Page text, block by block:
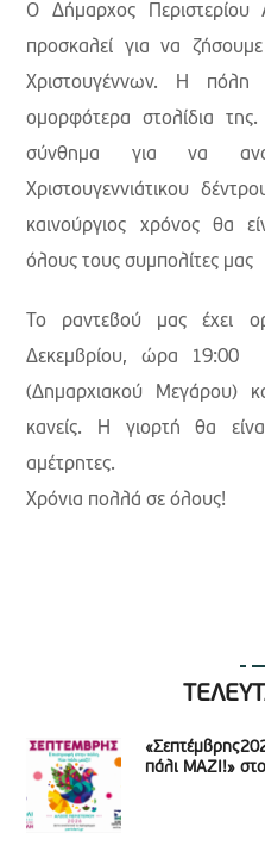
Ο Δήμαρχος Περιστερίου
προσκαλεί για να
Χριστουγέννων. Η
ομορφότερα στολίδια
σύνθημα για να
Χριστουγεννιάτικου
καινούργιος χρόνος θα
όλους τους συμπολίτες μας
Το ραντεβού μας έχει
Δεκεμβρίου, ώρα 19:00
(Δημαρχιακού Μεγάρου)
κανείς. Η γιορτή θα
αμέτρητες.
Χρόνια πολλά σε όλους!
πάλι ΜΑΖΙ!»